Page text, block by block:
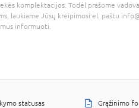
komplektacijos. Todėl prašome
laukiame Jūsų kreipimosi el. paštu
informuoti.
statusas Grąžinimo